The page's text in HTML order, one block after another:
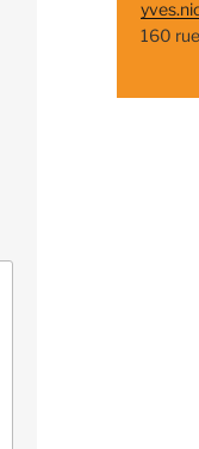
160